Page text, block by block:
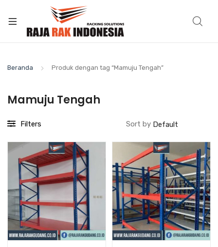
Beranda Produk dengan tag “Mamuju Tengah”
Mamuju Tengah
Filters Sort by